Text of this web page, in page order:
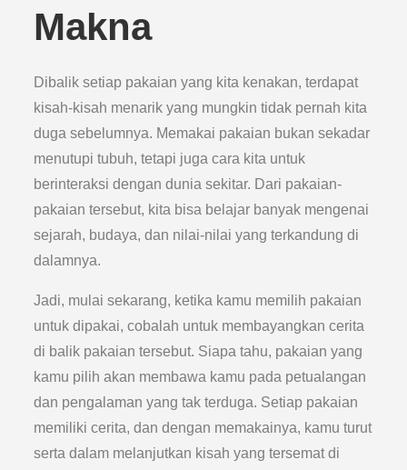
Makna
Dibalik setiap pakaian yang kita kenakan, terdapat
kisah-kisah menarik yang mungkin tidak pernah kita
duga sebelumnya. Memakai pakaian bukan sekadar
menutupi tubuh, tetapi juga cara kita untuk
berinteraksi dengan dunia sekitar. Dari pakaian-
pakaian tersebut, kita bisa belajar banyak mengenai
sejarah, budaya, dan nilai-nilai yang terkandung di
dalamnya.
Jadi, mulai sekarang, ketika kamu memilih pakaian
untuk dipakai, cobalah untuk membayangkan cerita
di balik pakaian tersebut. Siapa tahu, pakaian yang
kamu pilih akan membawa kamu pada petualangan
dan pengalaman yang tak terduga. Setiap pakaian
memiliki cerita, dan dengan memakainya, kamu turut
serta dalam melanjutkan kisah yang tersemat di